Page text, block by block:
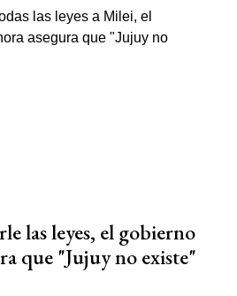
las leyes, el gobierno
que "Jujuy no existe"